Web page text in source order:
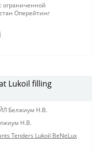
ограниченной
Оперейтинг
Lukoil filling
Белжиум Н.В.
Н.В.
Tenders Lukoil BeNeLux